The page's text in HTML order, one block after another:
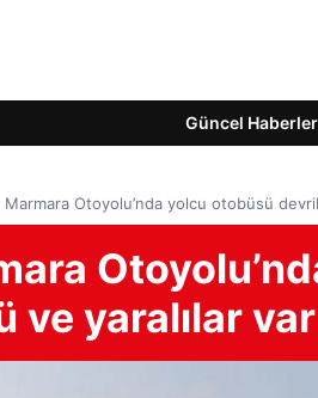
Güncel Haberler
Marmara Otoyolu’nda yolcu otobüsü
ve yaralılar var